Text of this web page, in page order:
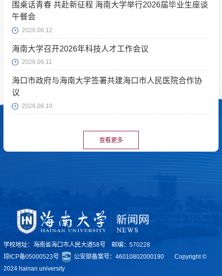
围桌话青春 共赴新征程 海南大学举行2026届毕业生座谈
午餐会
2026.06.12
海南大学召开2026年科技人才工作会议
2026.06.11
海口市政府与海南大学签署共建海口市人民医院合作协
议
2026.06.10
查看更多
学校地址：海南省海口市人民大道58号 邮编：570228
琼ICP备05000523号
公安部备案号：46010802000190
Copyright ©
2024 hainan university